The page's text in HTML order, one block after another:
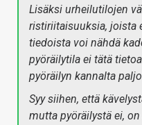
Lisäksi urheilutilojen
ristiriitaisuuksia, joista
tiedoista voi nähdä
pyöräilytila ei tätä
pyöräilyn kannalta
Syy siihen, että
mutta pyöräilystä ei,